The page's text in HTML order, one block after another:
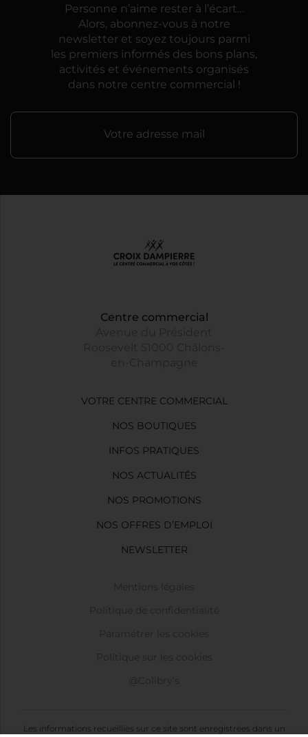
Personne n’aime rester à l’écart…
Alors, abonnez-vous à notre
newsletter et soyez toujours parmi
les premiers informés des bons plans,
activités et événements organisés
dans notre centre commercial !
Votre adresse mail
Centre commercial
VOTRE CENTRE COMMERCIAL
NOS BOUTIQUES
INFOS PRATIQUES
NOS ACTUALITÉS
NOS PROMOTIONS
NOS OFFRES D’EMPLOI
NEWSLETTER
Les informations recueillies sur ce site sont enregistrées dans un